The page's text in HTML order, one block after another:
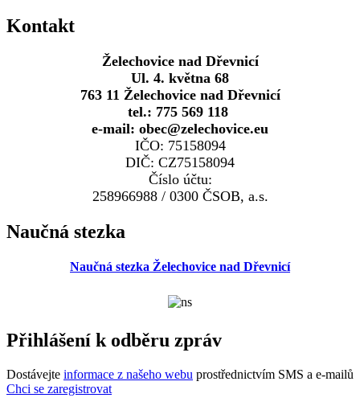
Kontakt
Želechovice nad Dřevnicí
Ul. 4. května 68
763 11 Želechovice nad Dřevnicí
tel.: 775 569 118
e-mail: obec@zelechovice.eu
IČO: 75158094
DIČ: CZ75158094
Číslo účtu:
258966988 / 0300 ČSOB, a.s.
Naučná stezka
Naučná stezka Želechovice nad Dřevnicí
Přihlášení k odběru zpráv
Dostávejte informace z našeho webu prostřednictvím SMS a e-mailů
Chci se zaregistrovat